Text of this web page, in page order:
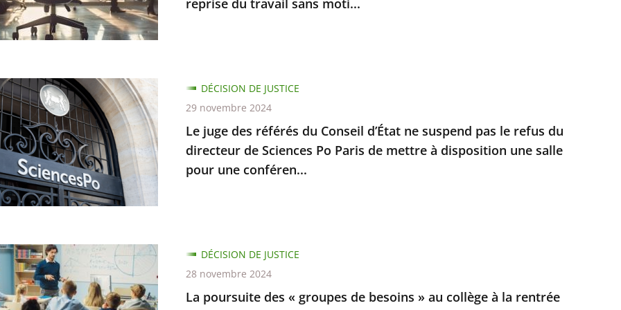
reprise du travail sans moti...
Le juge des référés du Conseil d’État ne suspend pas le refus du
directeur de Sciences Po Paris de mettre à disposition une salle
pour une conféren...
DÉCISION DE JUSTICE
29 novembre 2024
La poursuite des « groupes de besoins » au collège à la rentrée
DÉCISION DE JUSTICE
28 novembre 2024